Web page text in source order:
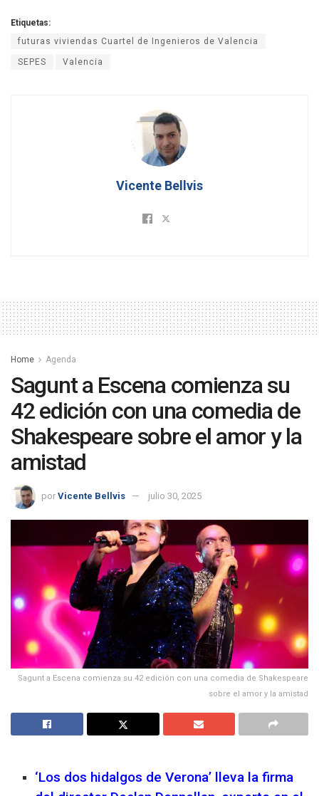
Etiquetas:
futuras viviendas Cuartel de Ingenieros de Valencia
SEPES Valencia
Vicente Bellvis
Home Agenda
Sagunt a Escena comienza su
42 edición con una comedia de
Shakespeare sobre el amor y la
amistad
por Vicente Bellvis julio 30, 2025
Sagunt a Escena comienza su 42 edición con una comedia de Shakespeare
sobre el amor y la amistad
‘Los dos hidalgos de Verona’ lleva la firma